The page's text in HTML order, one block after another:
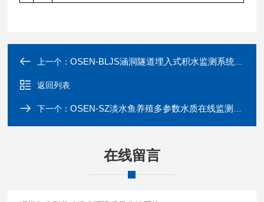
上一个：OSEN-BLJS涵洞隧道埋入式积水监测系统管网液位测量仪
返回列表
下一个：OSEN-SZ淡水鱼养殖多参数水质在线监测系统
在线留言